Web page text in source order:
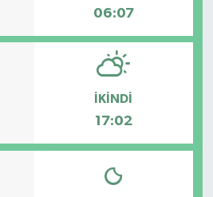
06:07
İKINDI
17:02